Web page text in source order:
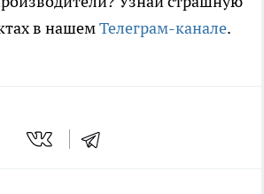
в нашемТелеграм-канале.